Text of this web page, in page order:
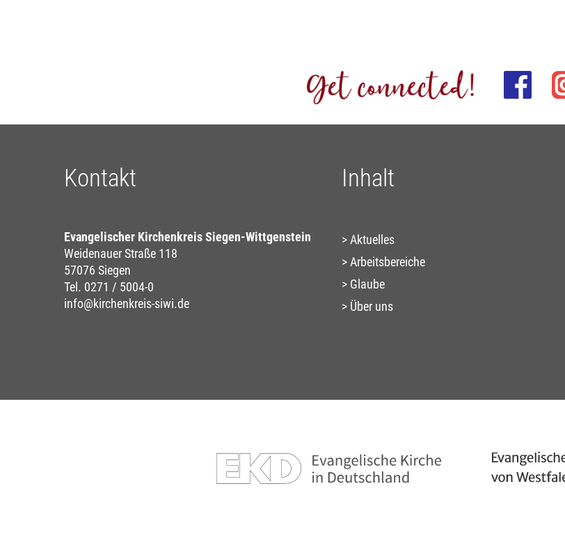
Kontakt
Evangelischer Kirchenkreis Siegen-Wittgenstein
Weidenauer Straße 118
57076 Siegen
Tel. 0271 / 5004-0
info@kirchenkreis-siwi.de
Inhalt
Aktuelles
Arbeitsbereiche
Glaube
Über uns